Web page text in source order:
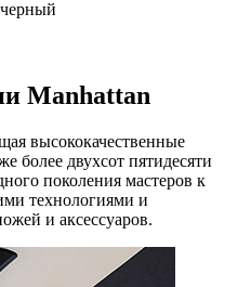
черный
Manhattan
высококачественные
более двухсот пятидесяти
поколения мастеров к
технологиями и
и аксессуаров.